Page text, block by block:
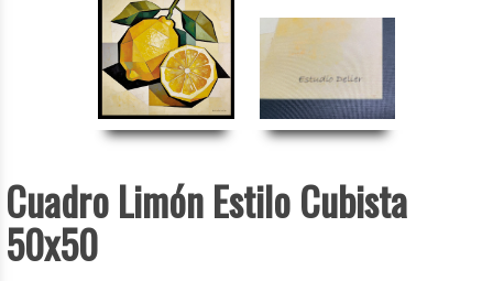
Cuadro Limón Estilo Cubista
50x50